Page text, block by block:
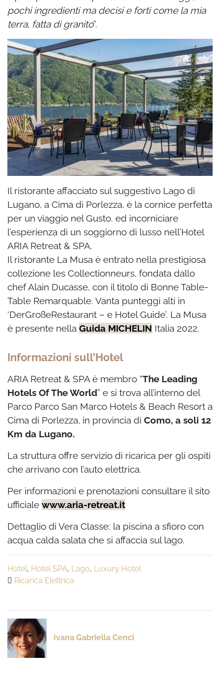
pochi ingredienti ma decisi e forti come la mia
terra, fatta di granito”.
Il ristorante affacciato sul suggestivo Lago di
Lugano, a Cima di Porlezza, è la cornice perfetta
per un viaggio nel Gusto. ed incorniciare
l’esperienza di un soggiorno di lusso nell’Hotel
ARIA Retreat & SPA.
Il ristorante La Musa è entrato nella prestigiosa
collezione les Collectionneurs, fondata dallo
chef Alain Ducasse, con il titolo di Bonne Table-
Table Remarquable. Vanta punteggi alti in
‘DerGroßeRestaurant – e Hotel Guide’. La Musa
è presente nella Guida MICHELIN Italia 2022.
Informazioni sull’Hotel
ARIA Retreat & SPA è membro “The Leading
Hotels Of The World” e si trova all’interno del
Parco Parco San Marco Hotels & Beach Resort a
Cima di Porlezza, in provincia di Como, a soli 12
Km da Lugano.
La struttura offre servizio di ricarica per gli ospiti
che arrivano con l’auto elettrica.
Per informazioni e prenotazioni consultare il sito
ufficiale www.aria-retreat.it
Dettaglio di Vera Classe: la piscina a sfioro con
acqua calda salata che si affaccia sul lago.
Hotel, Hotel SPA, Lago, Luxury Hotel
Ricarica Elettrica
Ivana Gabriella Cenci